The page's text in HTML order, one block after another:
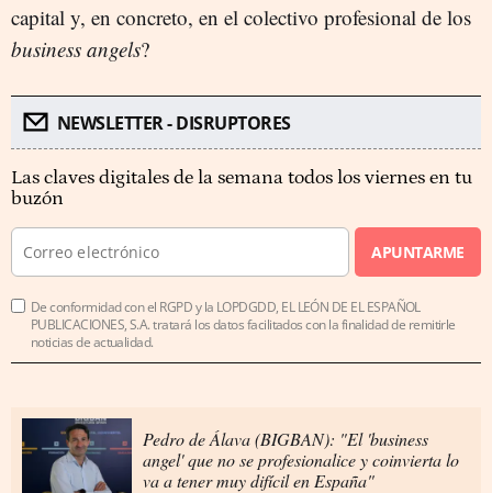
capital y, en concreto, en el colectivo profesional de los
business angels?
NEWSLETTER - DISRUPTORES
Las claves digitales de la semana todos los viernes en tu
buzón
APUNTARME
De conformidad con el RGPD y la LOPDGDD, EL LEÓN DE EL ESPAÑOL
PUBLICACIONES, S.A. tratará los datos facilitados con la finalidad de remitirle
noticias de actualidad.
Pedro de Álava (BIGBAN): "El 'business
angel' que no se profesionalice y coinvierta lo
va a tener muy difícil en España"